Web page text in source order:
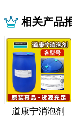
相关产品
道康宁消泡剂